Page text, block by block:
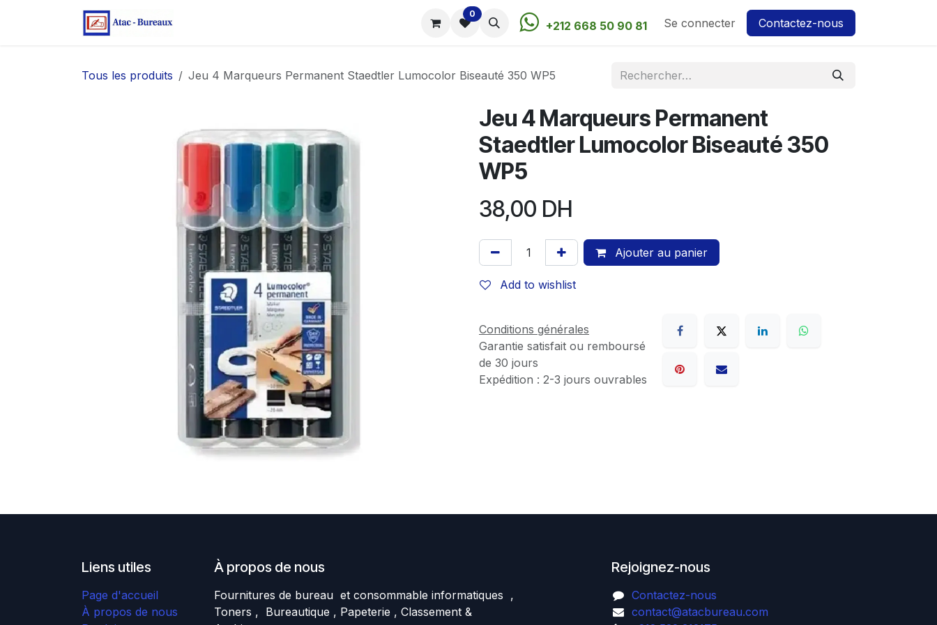
Se rendre au contenu
Rendez-vous Contactez-nous
0
+212 668 50 90 81 Se connecter Contactez-nous
Tous les produits Jeu 4 Marqueurs Permanent Staedtler Lumocolor Biseauté 350 WP5
Jeu 4 Marqueurs Permanent
Staedtler Lumocolor Biseauté 350
WP5
38,00 DH
Ajouter au panier
Add to wishlist
Conditions générales
Garantie satisfait ou remboursé
de 30 jours
Expédition : 2-3 jours ouvrables
Liens utiles
Page d'accueil
À propos de nous
À propos de nous
Fournitures de bureau et consommable informatiques ,
Toners , Bureautique , Papeterie , Classement &
Rejoignez-nous
Contactez-nous
contact@atacbureau.com